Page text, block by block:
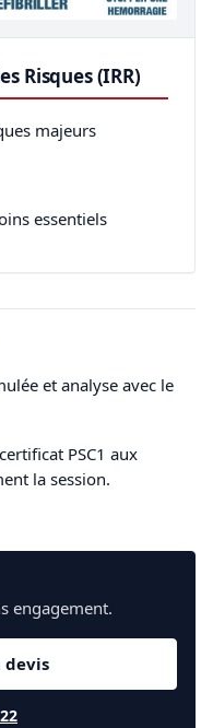
Risques (IRR)
majeurs
essentiels
et analyse avec le
PSC1 aux
la session.
engagement.
devis